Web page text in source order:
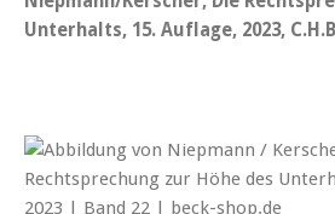
Unterhalts, 15. Auflage, 2023,